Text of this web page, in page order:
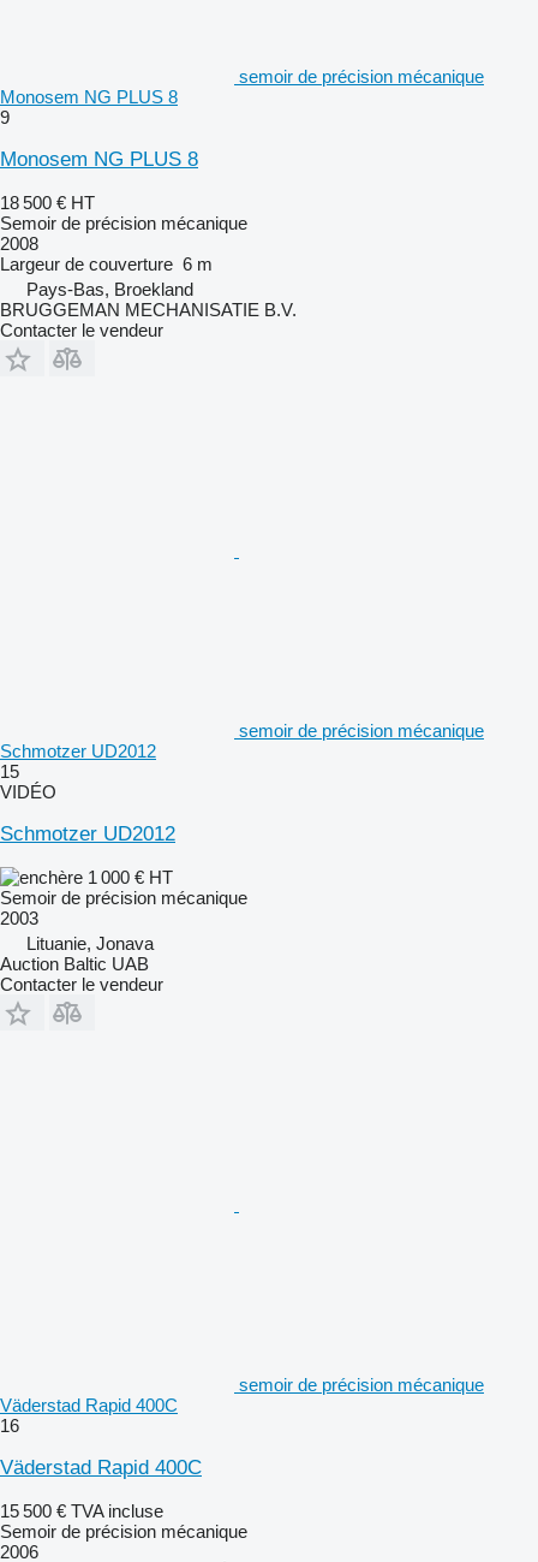
semoir de précision mécanique
Monosem NG PLUS 8
9
Monosem NG PLUS 8
18 500 € HT
Semoir de précision mécanique
2008
Largeur de couverture 6 m
Pays-Bas, Broekland
BRUGGEMAN MECHANISATIE B.V.
Contacter le vendeur
semoir de précision mécanique
Schmotzer UD2012
15
VIDÉO
Schmotzer UD2012
1 000 € HT
Semoir de précision mécanique
2003
Lituanie, Jonava
Auction Baltic UAB
Contacter le vendeur
semoir de précision mécanique
Väderstad Rapid 400C
16
Väderstad Rapid 400C
15 500 € TVA incluse
Semoir de précision mécanique
2006